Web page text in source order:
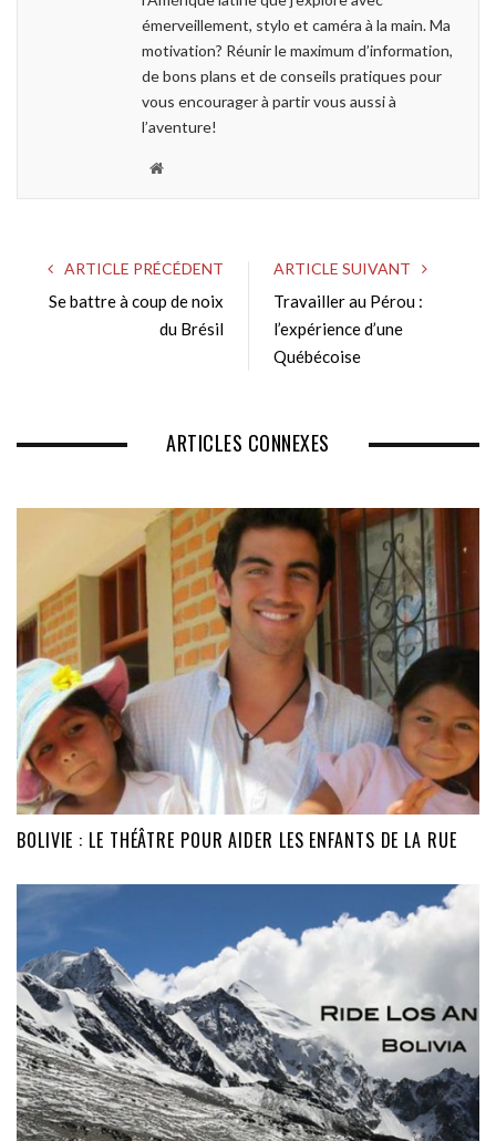
émerveillement, stylo et caméra à la main. Ma
motivation? Réunir le maximum d’information,
de bons plans et de conseils pratiques pour
vous encourager à partir vous aussi à
l’aventure!
W
i
t
e
ARTICLE PRÉCÉDENT
Se battre à coup de noix
du Brésil
ARTICLE SUIVANT
Travailler au Pérou :
l’expérience d’une
Québécoise
ARTICLES CONNEXES
BOLIVIE : LE THÉÂTRE POUR AIDER LES ENFANTS DE LA RUE